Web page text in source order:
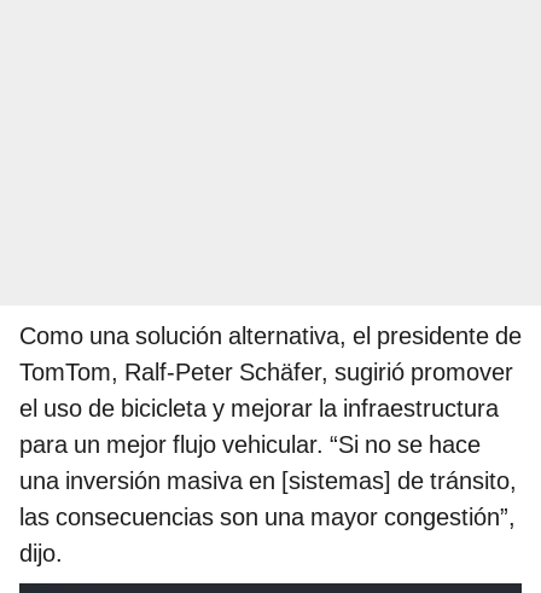
Como una solución alternativa, el presidente de
TomTom, Ralf-Peter Schäfer, sugirió promover
el uso de bicicleta y mejorar la infraestructura
para un mejor flujo vehicular. “Si no se hace
una inversión masiva en [sistemas] de tránsito,
las consecuencias son una mayor congestión”,
dijo.